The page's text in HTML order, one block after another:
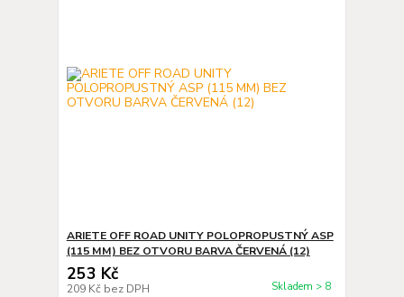
ARIETE OFF ROAD UNITY POLOPROPUSTNÝ ASP
(115 MM) BEZ OTVORU BARVA ČERVENÁ (12)
253 Kč
209 Kč bez DPH Skladem > 8